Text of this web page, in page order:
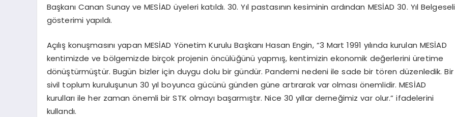
Başkanı Canan Sunay ve MESİAD üyeleri katıldı. 30. Yıl pastasının kesiminin ardından MESİAD 30. Yıl Belgeseli
gösterimi yapıldı.
Açılış konuşmasını yapan MESİAD Yönetim Kurulu Başkanı Hasan Engin, “3 Mart 1991 yılında kurulan MESİAD
kentimizde ve bölgemizde birçok projenin öncülüğünü yapmış, kentimizin ekonomik değerlerini üretime
dönüştürmüştür. Bugün bizler için duygu dolu bir gündür. Pandemi nedeni ile sade bir tören düzenledik. Bir
sivil toplum kuruluşunun 30 yıl boyunca gücünü günden güne artırarak var olması önemlidir. MESİAD
kurulları ile her zaman önemli bir STK olmayı başarmıştır. Nice 30 yıllar derneğimiz var olur.” ifadelerini
kullandı.